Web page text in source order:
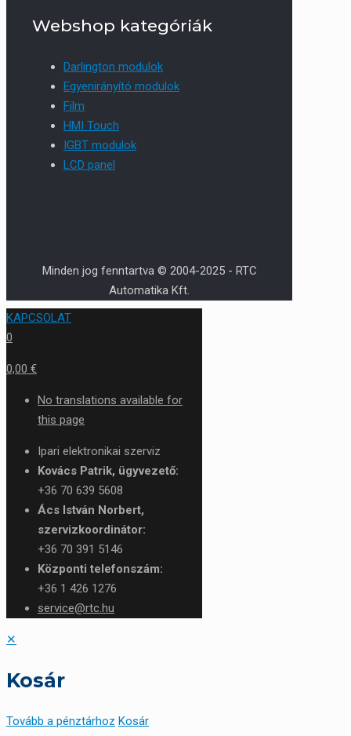
Webshop kategóriák
Darlington modulok
Egyenirányító modulok
Film
HMI Touch
IGBT modulok
LCD panel
Minden jog fenntartva © 2004-2025 - RTC
Automatika Kft.
KAPCSOLAT
0
0,00 €
No translations available for
this page
Ipari elektronikai szerviz
Kovács Patrik, ügyvezető:
+36 70 639 5608
Ács István Norbert,
szervizkoordinátor:
+36 70 391 5146
Központi telefonszám:
+36 1 426 1276
service@rtc.hu
✕
Kosár
Tovább a pénztárhoz Kosár